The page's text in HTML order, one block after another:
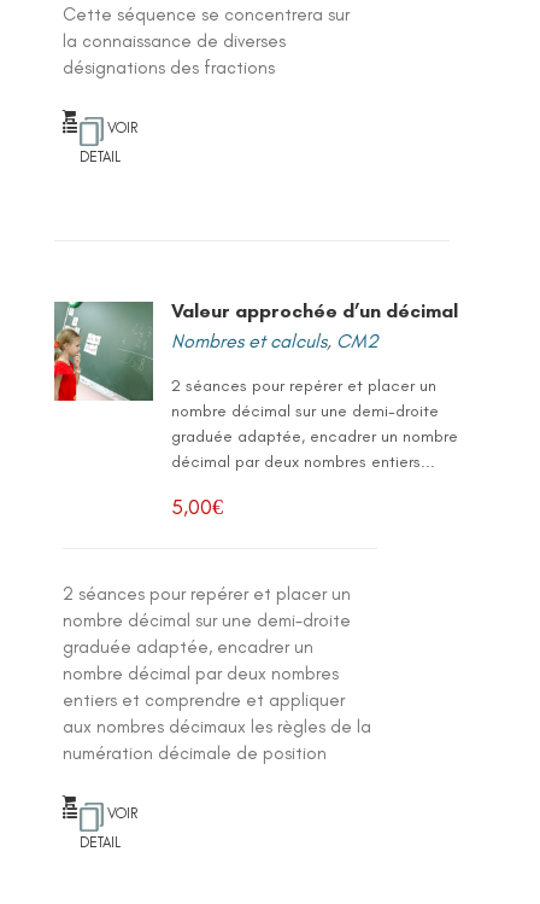
Cette séquence se concentrera sur
la connaissance de diverses
désignations des fractions
VOIR
DETAIL
Valeur approchée d’un décimal
Nombres et calculs, CM2
2 séances pour repérer et placer un
nombre décimal sur une demi-droite
graduée adaptée, encadrer un nombre
décimal par deux nombres entiers...
5,00€
2 séances pour repérer et placer un
nombre décimal sur une demi-droite
graduée adaptée, encadrer un
nombre décimal par deux nombres
entiers et comprendre et appliquer
aux nombres décimaux les règles de la
numération décimale de position
VOIR
DETAIL